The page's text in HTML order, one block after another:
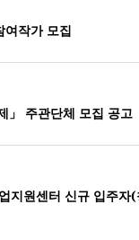
여작가 모집
」 주관단체 모집 공고
지원센터 신규 입주자